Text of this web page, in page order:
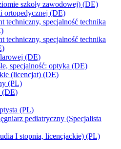
szkoły zawodowej) (DE)
ortopedycznej (DE)
techniczny, specjalność technika
techniczny, specjalność technika
(DE)
specjalność: optyka (DE)
(licencjat) (DE)
(PL)
(DE)
(PL)
pediatryczny (Specjalista
I stopnia, licencjackie) (PL)